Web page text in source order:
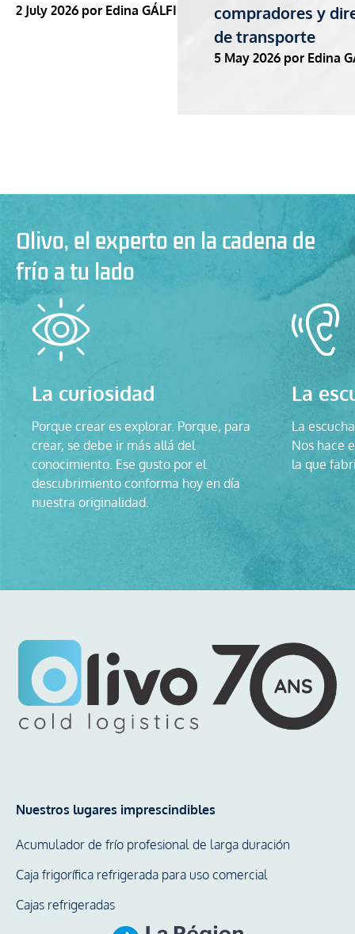
2 July 2026 por Edina GÁLFI
compradores y
de transporte
5 May 2026 por Edina
Olivo, el experto en la cadena de
frío a tu lado
La curiosidad
Porque crear es explorar. Porque, para
crear, se debe ir más allá del
conocimiento. Ese gusto por el
descubrimiento conforma hoy en día
nuestra originalidad.
La
La
Nos hace
la que
Nuestros lugares imprescindibles
Acumulador de frío profesional de larga duración
Caja frigorífica refrigerada para uso comercial
Cajas refrigeradas